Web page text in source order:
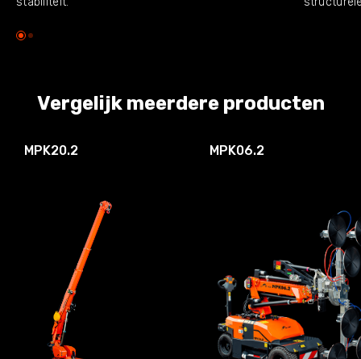
Vergelijk meerdere producten
MPK20.2 MPK06.2